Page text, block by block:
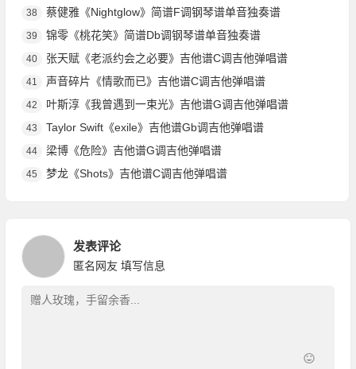
38 蔡健雅《Nightglow》简谱F调钢琴谱单音独奏谱
39 锦零《桃花笑》简谱Db调钢琴谱单音独奏谱
40 张天赋《老派约会之必要》吉他谱C调吉他弹唱谱
41 声音碎片《情歌而已》吉他谱C调吉他弹唱谱
42 叶斯淳《我曾遇到一束光》吉他谱G调吉他弹唱谱
43 Taylor Swift《exile》吉他谱Gb调吉他弹唱谱
44 梁博《危险》吉他谱G调吉他弹唱谱
45 梦龙《Shots》吉他谱C调吉他弹唱谱
发表评论
匿名网友 填写信息